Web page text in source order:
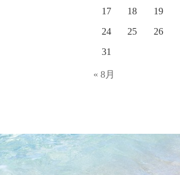
17
18 19
24
25 26
31
« 8月